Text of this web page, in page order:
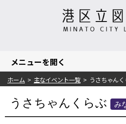
ホーム 主なイベント一覧 うさちゃん
うさちゃんくらぶ み